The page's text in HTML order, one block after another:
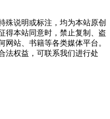
殊说明或标注，均为本站原创
得本站同意时，禁止复制、盗
网站、书籍等各类媒体平台。
法权益，可联系我们进行处